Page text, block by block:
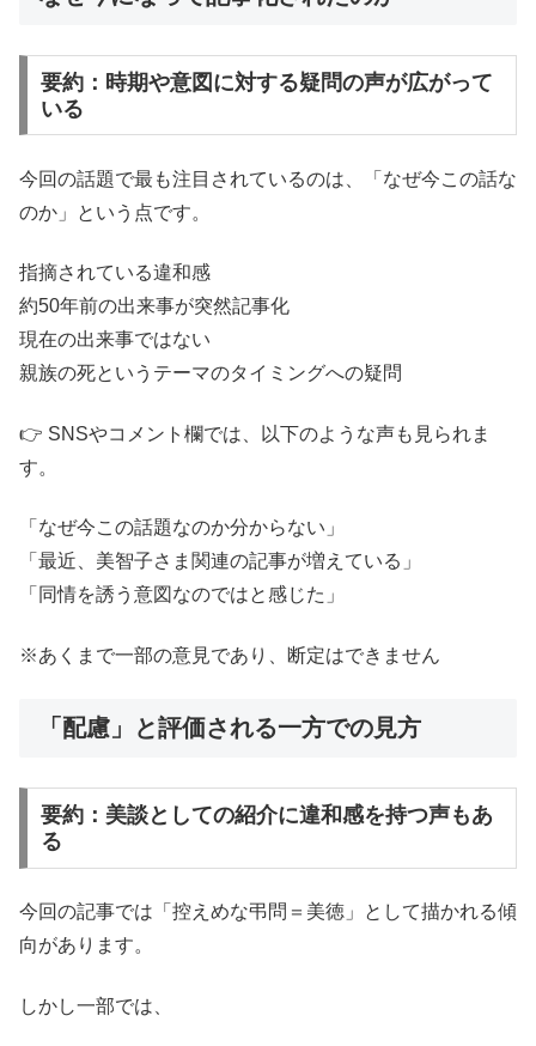
要約：時期や意図に対する疑問の声が広がって
いる
今回の話題で最も注目されているのは、「なぜ今この話な
のか」という点です。
指摘されている違和感
約50年前の出来事が突然記事化
現在の出来事ではない
親族の死というテーマのタイミングへの疑問
👉 SNSやコメント欄では、以下のような声も見られま
す。
「なぜ今この話題なのか分からない」
「最近、美智子さま関連の記事が増えている」
「同情を誘う意図なのではと感じた」
※あくまで一部の意見であり、断定はできません
「配慮」と評価される一方での見方
要約：美談としての紹介に違和感を持つ声もあ
る
今回の記事では「控えめな弔問＝美徳」として描かれる傾
向があります。
しかし一部では、